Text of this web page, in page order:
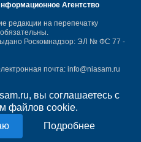
вы соглашаетесь с
файлов cookie.
Подробнее
Агентство
редакции на перепечатку
Роскомнадзор: ЭЛ № ФС 77 -
почта: info@niasam.ru
данных